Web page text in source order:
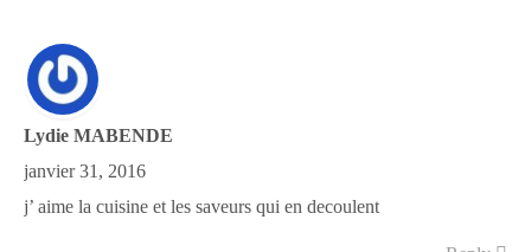
Boisson chaudes
Lydie MABENDE
janvier 31, 2016
j’ aime la cuisine et les saveurs qui en decoulent